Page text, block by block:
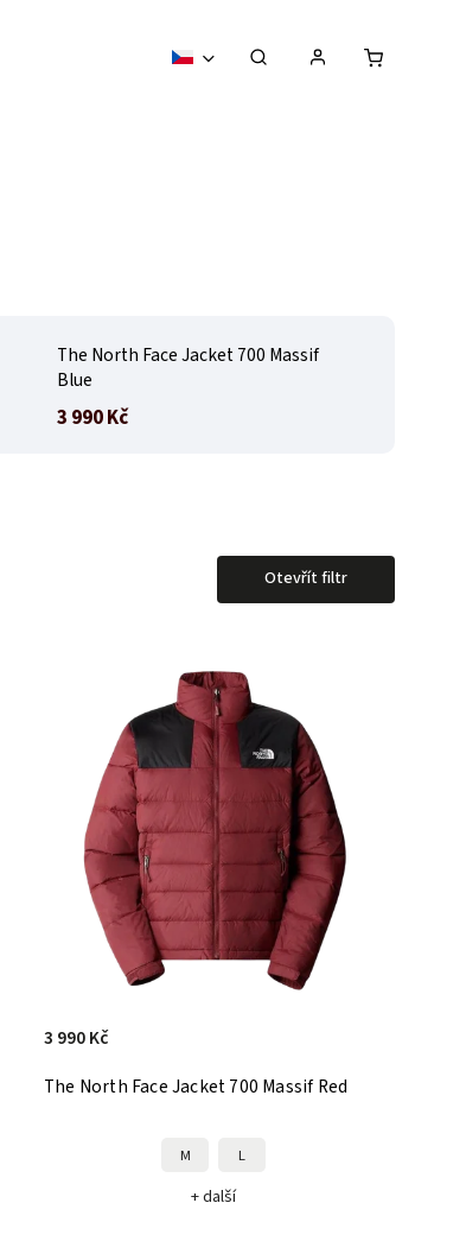
Sběratelské předměty Vouchery
The North Face Jacket 700 Massif
Blue
3 990 Kč
Otevřít filtr
The North Face Jacket 700 Massif Red
3 990 Kč
M L
+ další